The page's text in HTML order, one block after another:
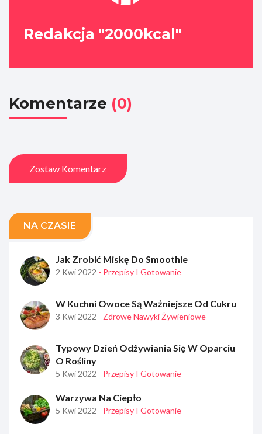
Redakcja "2000kcal"
Komentarze (0)
Zostaw Komentarz
NA CZASIE
Jak Zrobić Miskę Do Smoothie
2 Kwi 2022 - Przepisy I Gotowanie
W Kuchni Owoce Są Ważniejsze Od Cukru
3 Kwi 2022 - Zdrowe Nawyki Żywieniowe
Typowy Dzień Odżywiania Się W Oparciu
O Rośliny
5 Kwi 2022 - Przepisy I Gotowanie
Warzywa Na Ciepło
5 Kwi 2022 - Przepisy I Gotowanie